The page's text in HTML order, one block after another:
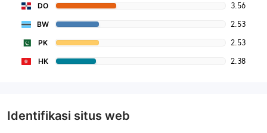
DO 3.56
BW 2.53
PK 2.53
HK 2.38
Identifikasi situs web